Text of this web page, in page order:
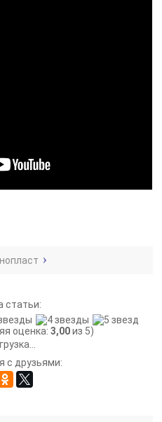
статьи:
оценка:3,00из 5)
с друзьями: